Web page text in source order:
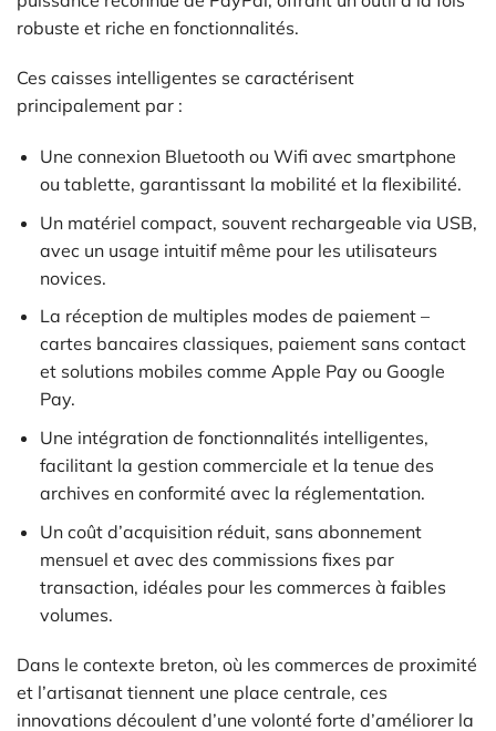
robuste et riche en fonctionnalités.
Ces caisses intelligentes se caractérisent
principalement par :
Une connexion Bluetooth ou Wifi avec smartphone
ou tablette, garantissant la mobilité et la flexibilité.
Un matériel compact, souvent rechargeable via USB,
avec un usage intuitif même pour les utilisateurs
novices.
La réception de multiples modes de paiement –
cartes bancaires classiques, paiement sans contact
et solutions mobiles comme Apple Pay ou Google
Pay.
Une intégration de fonctionnalités intelligentes,
facilitant la gestion commerciale et la tenue des
archives en conformité avec la réglementation.
Un coût d’acquisition réduit, sans abonnement
mensuel et avec des commissions fixes par
transaction, idéales pour les commerces à faibles
volumes.
Dans le contexte breton, où les commerces de proximité
et l’artisanat tiennent une place centrale, ces
innovations découlent d’une volonté forte d’améliorer la